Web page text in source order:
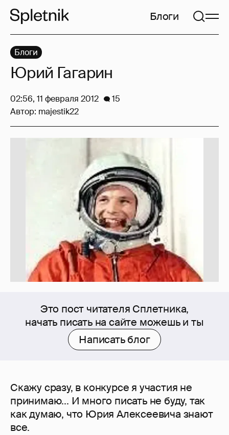
Блоги
Это пост читателя Сплетника,
начать писать на сайте можешь и ты
Написать блог
Скажу сразу, в конкурсе я участия не
принимаю... И много писать не буду, так
как думаю, что Юрия Алексеевича знают
все.
Блоги
Юрий Гагарин
02:56, 11 февраля 2012
15
Автор: majestik22